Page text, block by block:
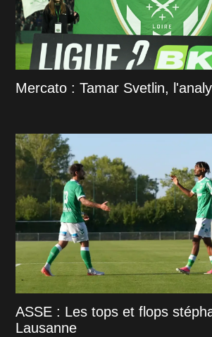
Mercato : Tamar Svetlin,
ASSE : Les tops et flops
Lausanne